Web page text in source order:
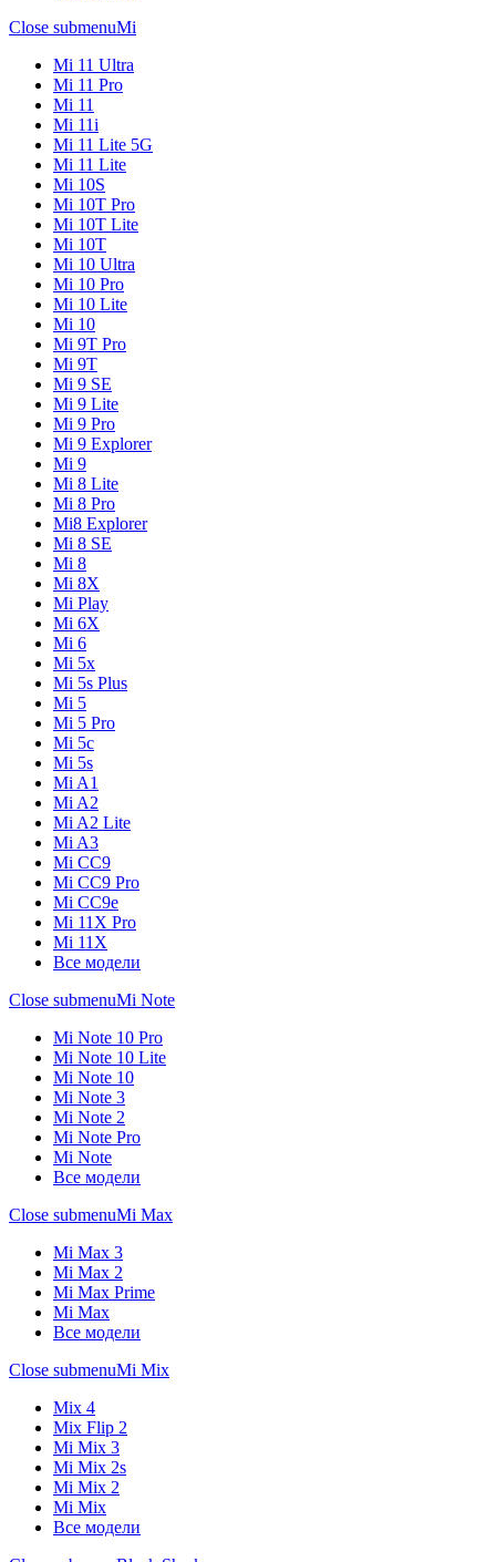
Close submenuMi
Mi 11 Ultra
Mi 11 Pro
Mi 11
Mi 11i
Mi 11 Lite 5G
Mi 11 Lite
Mi 10S
Mi 10T Pro
Mi 10T Lite
Mi 10T
Mi 10 Ultra
Mi 10 Pro
Mi 10 Lite
Mi 10
Mi 9T Pro
Mi 9T
Mi 9 SE
Mi 9 Lite
Mi 9 Pro
Mi 9 Explorer
Mi 9
Mi 8 Lite
Mi 8 Pro
Mi8 Explorer
Mi 8 SE
Mi 8
Mi 8X
Mi Play
Mi 6X
Mi 6
Mi 5x
Mi 5s Plus
Mi 5
Mi 5 Pro
Mi 5c
Mi 5s
Mi A1
Mi A2
Mi A2 Lite
Mi A3
Mi CC9
Mi CC9 Pro
Mi CC9e
Mi 11X Pro
Mi 11X
Все модели
Close submenuMi Note
Mi Note 10 Pro
Mi Note 10 Lite
Mi Note 10
Mi Note 3
Mi Note 2
Mi Note Pro
Mi Note
Все модели
Close submenuMi Max
Mi Max 3
Mi Max 2
Mi Max Prime
Mi Max
Все модели
Close submenuMi Mix
Mix 4
Mix Flip 2
Mi Mix 3
Mi Mix 2s
Mi Mix 2
Mi Mix
Все модели